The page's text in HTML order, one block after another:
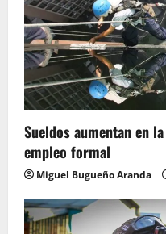
Sueldos aumentan en
empleo formal
Miguel Bugueño Aranda